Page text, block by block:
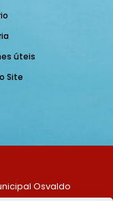
úteis
Site
Osvaldo